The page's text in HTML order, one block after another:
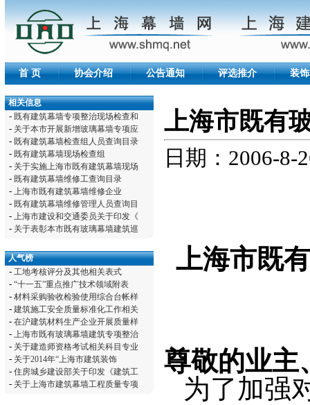
首 页 协会介绍 公告通知 评选推介 装
相关信息
- 既有建筑幕墙专项整治现场检查和
- 关于本市开展新增玻璃幕墙专项应
- 既有建筑幕墙检查组人员查询目录
- 既有建筑幕墙现场检查组
- 关于实施上海市既有建筑幕墙现场
- 既有建筑幕墙维修工查询目录
- 上海市既有建筑幕墙维修企业
- 既有建筑幕墙维修管理人员查询目
- 上海市建设和交通委员关于印发《
- 关于表彰本市既有玻璃幕墙建筑巡
人气榜
- 工地考核评分及其他相关表式
- “十一五”重点推广技术领域附表
- 材料采购验收检验使用综合台帐样
- 建筑施工安全质量标准化工作相关
- 在沪建筑材料生产企业开展质量样
- 上海市既有玻璃幕墙建筑专项整治
- 关于建造师资格考试相关科目专业
- 关于2014年“上海市建筑装饰
- 住房城乡建设部关于印发《建筑工
- 关于上海市建筑幕墙工程质量专项
上海市既有
日期：2006-8-
上海市既
尊敬的业主
为了加强